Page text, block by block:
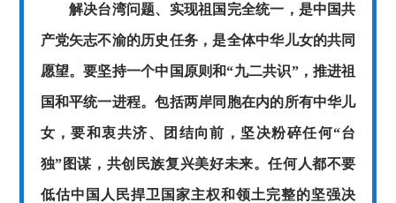
解决台湾问题、实现祖国完全统一，是中国共
产党矢志不渝的历史任务，是全体中华儿女的共同
愿望。要坚持一个中国原则和“九二共识”，推进祖
国和平统一进程。包括两岸同胞在内的所有中华儿
女，要和衷共济、团结向前，坚决粉碎任何“台
独”图谋，共创民族复兴美好未来。任何人都不要
低估中国人民捍卫国家主权和领土完整的坚强决